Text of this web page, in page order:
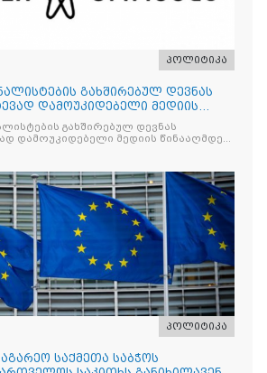
პოლიტიკა
გახშირებულ დევნას
დამოუკიდებელი მედიის
გახშირებულ დევნას
დამოუკიდებელი მედიის წინააღმდეგ,
პოლიტიკა
საქმეთა საბჭოს